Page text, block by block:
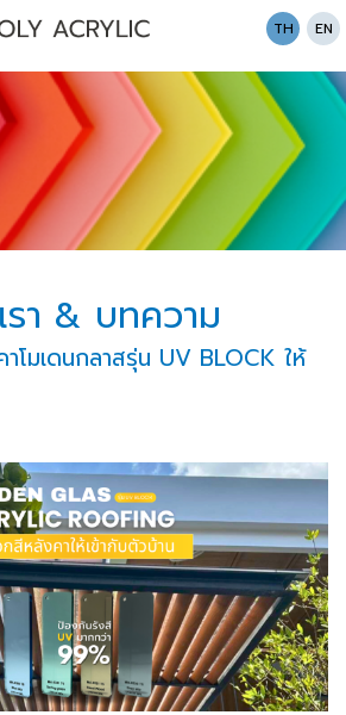
TH EN
า & บทความ
โมเดนกลาสรุ่น UV BLOCK ให้